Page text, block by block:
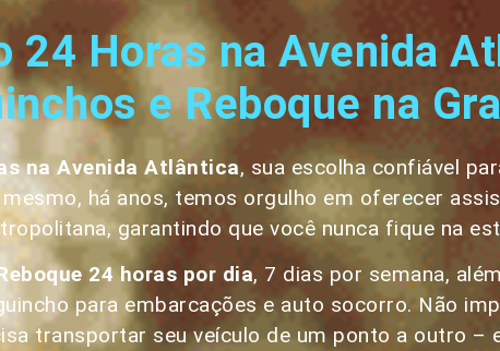
24 Horas na Avenida
e Reboque na
na Avenida Atlântica, sua escolha confiável
há anos, temos orgulho em oferecer
garantindo que você nunca fique na
24 horas por dia, 7 dias por semana,
para embarcações e auto socorro. Não
transportar seu veículo de um ponto a outro –